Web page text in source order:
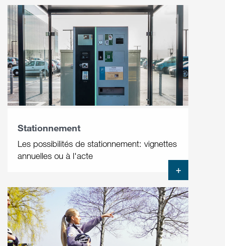
Stationnement
Les possibilités de stationnement: vignettes
annuelles ou à l'acte
+